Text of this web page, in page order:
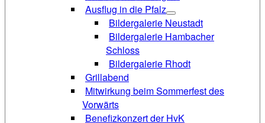
Ausflug in die Pfalz
Bildergalerie Neustadt
Bildergalerie Hambacher
Schloss
Bildergalerie Rhodt
Grillabend
Mitwirkung beim Sommerfest des
Vorwärts
Benefizkonzert der HvK